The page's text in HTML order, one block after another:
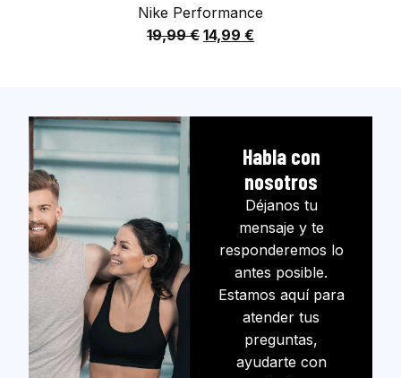
Nike Performance
19,99€ 14,99 €
Habla con
nosotros
Déjanos tu
mensaje y te
responderemos lo
antes posible.
Estamos aquí para
atender tus
preguntas,
ayudarte con